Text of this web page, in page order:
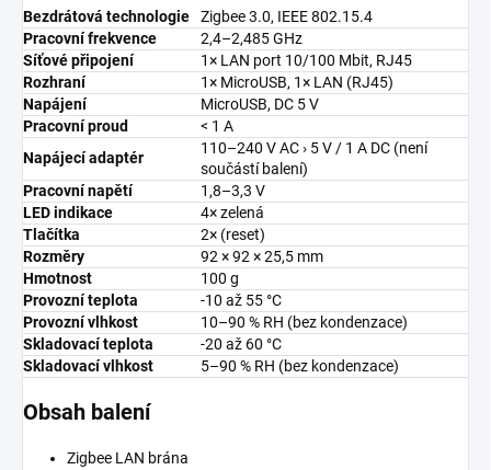
Bezdrátová technologie
Zigbee 3.0, IEEE 802.15.4
Pracovní frekvence
2,4–2,485 GHz
Síťové připojení
1× LAN port 10/100 Mbit, RJ45
Rozhraní
1× MicroUSB, 1× LAN (RJ45)
Napájení
MicroUSB, DC 5 V
Pracovní proud
< 1 A
Napájecí adaptér
110–240 V AC › 5 V / 1 A DC (není
součástí balení)
Pracovní napětí
1,8–3,3 V
LED indikace
4× zelená
Tlačítka
2× (reset)
Rozměry
92 × 92 × 25,5 mm
Hmotnost
100 g
Provozní teplota
-10 až 55 °C
Provozní vlhkost
10–90 % RH (bez kondenzace)
Skladovací teplota
-20 až 60 °C
Skladovací vlhkost
5–90 % RH (bez kondenzace)
Obsah balení
Zigbee LAN brána